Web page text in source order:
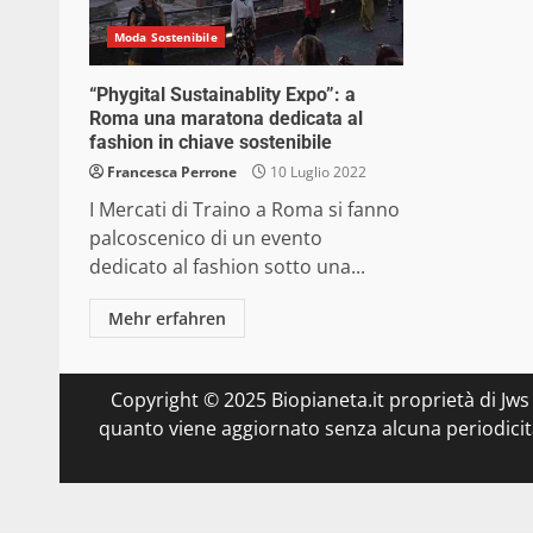
Moda Sostenibile
“Phygital Sustainablity Expo”: a
Roma una maratona dedicata al
fashion in chiave sostenibile
Francesca Perrone 10 Luglio 2022
I Mercati di Traino a Roma si fanno
palcoscenico di un evento
dedicato al fashion sotto una...
Mehr erfahren
Copyright © 2025 Biopianeta.it proprietà di
quanto viene aggiornato senza alcuna